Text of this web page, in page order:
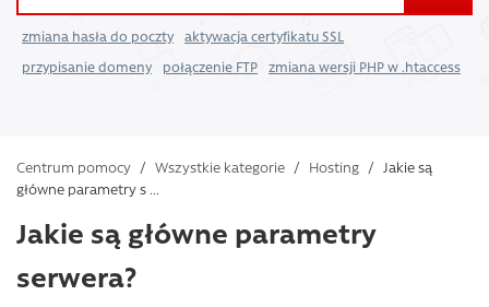
zmiana hasła do poczty
aktywacja certyfikatu SSL
przypisanie domeny
połączenie FTP zmiana wersji PHP w .htaccess
Centrum pomocy / Wszystkie kategorie / Hosting /
Jakie są
główne parametry s ...
Jakie są główne parametry
serwera?